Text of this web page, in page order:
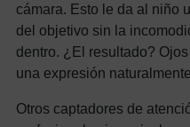
cámara. Esto le da al niño
del objetivo sin la
dentro. ¿El resultado?
una expresión
Otros captadores de